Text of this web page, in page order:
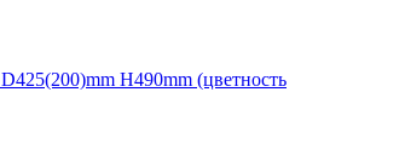
H490mm (цветность